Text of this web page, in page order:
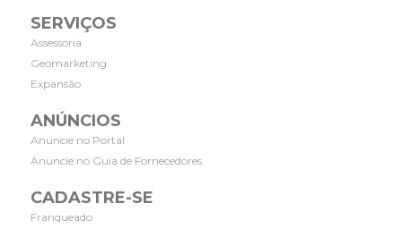
SERVIÇOS
Assessoria
Geomarketing
Expansão
ANÚNCIOS
Anuncie no Portal
Anuncie no Guia de Fornecedores
CADASTRE-SE
Franqueado